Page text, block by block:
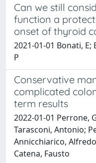
Can we still
function a
onset of thyroid
2021-01-01 Bonati, E;
P
Conservative
complicated
term results
2022-01-01 Perrone,
Tarasconi, Antonio;
Annicchiarico,
Catena, Fausto